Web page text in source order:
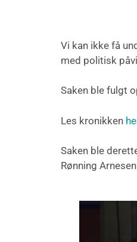
Vi kan ikke få
med politisk
Saken ble fulgt
Les kronikken
Saken ble
Rønning